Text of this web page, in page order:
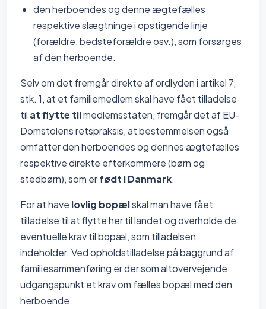
den herboendes og denne ægtefælles
respektive slægtninge i opstigende linje
(forældre, bedsteforældre osv.), som forsørges
af den herboende.
Selv om det fremgår direkte af ordlyden i artikel 7,
stk. 1, at et familiemedlem skal have fået tilladelse
til at flytte tilmedlemsstaten, fremgår det af EU-
Domstolens retspraksis, at bestemmelsen også
omfatter den herboendes og dennes ægtefælles
respektive direkte efterkommere (børn og
stedbørn), som erfødt i Danmark.
For at have lovlig bopælskal man have fået
tilladelse til at flytte her til landet og overholde de
eventuelle krav til bopæl, som tilladelsen
indeholder. Ved opholdstilladelse på baggrund af
familiesammenføring er der som altovervejende
udgangspunkt et krav om fælles bopæl med den
herboende.